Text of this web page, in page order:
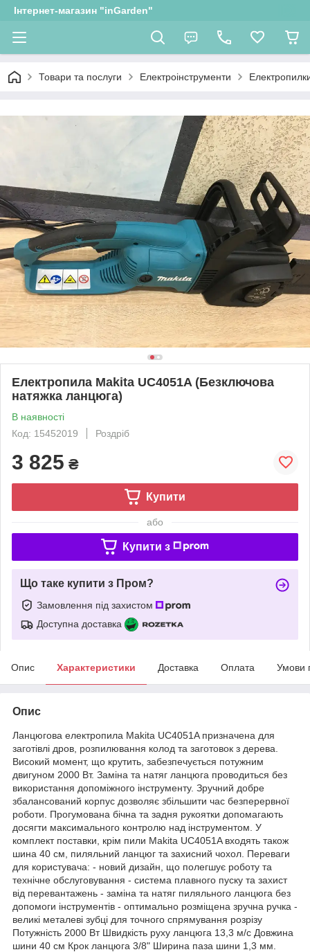
Інтернет-магазин "inGarden"
Товари та послуги Електроінструменти
Електропила Makita UC4051A (Безключова
натяжка ланцюга)
В наявності
Код: 15452019
Роздріб
3 825 ₴
Купити
або
Купити з
Що таке купити з Пром?
Замовлення під захистом
Доступна доставка
Опис Характеристики Доставка Оплата Умови
Опис
Ланцюгова електропила Makita UC4051A призначена для
заготівлі дров, розпилювання колод та заготовок з дерева.
Високий момент, що крутить, забезпечується потужним
двигуном 2000 Вт. Заміна та натяг ланцюга проводиться без
використання допоміжного інструменту. Зручний добре
збалансований корпус дозволяє збільшити час безперервної
роботи. Прогумована бічна та задня рукоятки допомагають
досягти максимального контролю над інструментом. У
комплект поставки, крім пили Makita UC4051A входять також
шина 40 см, пиляльний ланцюг та захисний чохол. Переваги
для користувача: - новий дизайн, що полегшує роботу та
технічне обслуговування - система плавного пуску та захист
від перевантажень - заміна та натяг пиляльного ланцюга без
допомоги інструментів - оптимально розміщена зручна ручка -
великі металеві зубці для точного спрямування розрізу
Потужність 2000 Вт Швидкість руху ланцюга 13,3 м/с Довжина
шини 40 см Крок ланцюга 3/8" Ширина паза шини 1,3 мм.